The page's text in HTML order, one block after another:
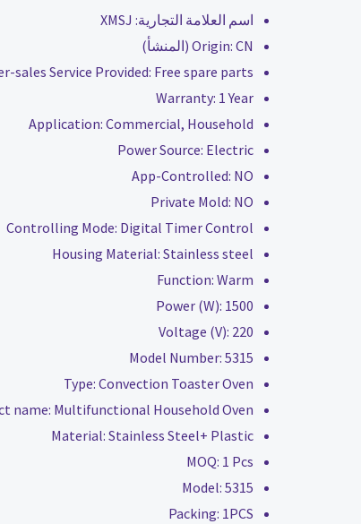
اسم العلامة التجارية: XMSJ
Origin: CN (المنشأ)
sales Service Provided: Free spare parts
Warranty: 1 Year
Application: Commercial, Household
Power Source: Electric
App-Controlled: NO
Private Mold: NO
Controlling Mode: Digital Timer Control
Housing Material: Stainless steel
Function: Warm
Power (W): 1500
Voltage (V): 220
Model Number: 5315
Type: Convection Toaster Oven
name: Multifunctional Household Oven
Material: Stainless Steel+ Plastic
MOQ: 1 Pcs
Model: 5315
Packing: 1PCS